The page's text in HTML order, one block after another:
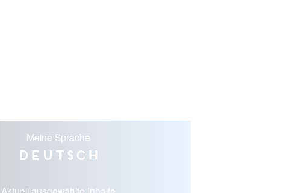
Meine Sprache
Deutsch